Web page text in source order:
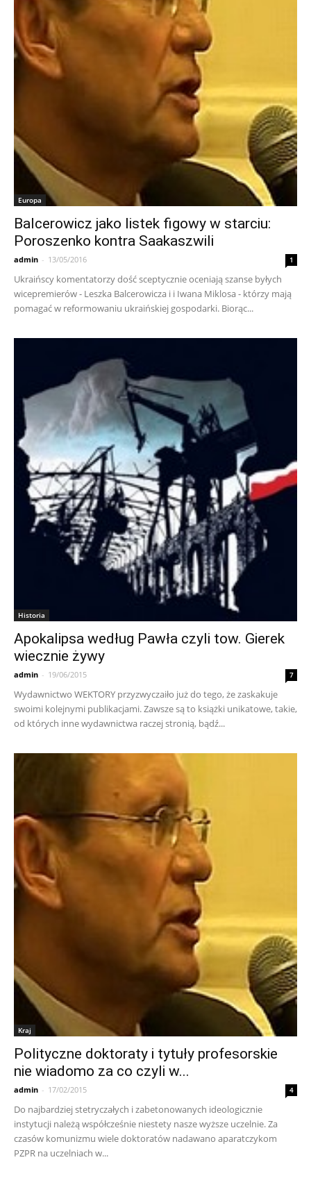
Europa
Balcerowicz jako listek figowy w starciu:
Poroszenko kontra Saakaszwili
admin - 13/05/2016 1
Ukraińscy komentatorzy dość sceptycznie oceniają szanse byłych
wicepremierów - Leszka Balcerowicza i i Iwana Miklosa - którzy mają
pomagać w reformowaniu ukraińskiej gospodarki. Biorąc...
Historia
Apokalipsa według Pawła czyli tow. Gierek
wiecznie żywy
admin - 19/06/2015 7
Wydawnictwo WEKTORY przyzwyczaiło już do tego, że zaskakuje
swoimi kolejnymi publikacjami. Zawsze są to książki unikatowe, takie,
od których inne wydawnictwa raczej stronią, bądź...
Kraj
Polityczne doktoraty i tytuły profesorskie
nie wiadomo za co czyli w...
admin - 17/02/2015 4
Do najbardziej stetryczałych i zabetonowanych ideologicznie
instytucji należą współcześnie niestety nasze wyższe uczelnie. Za
czasów komunizmu wiele doktoratów nadawano aparatczykom
PZPR na uczelniach w...